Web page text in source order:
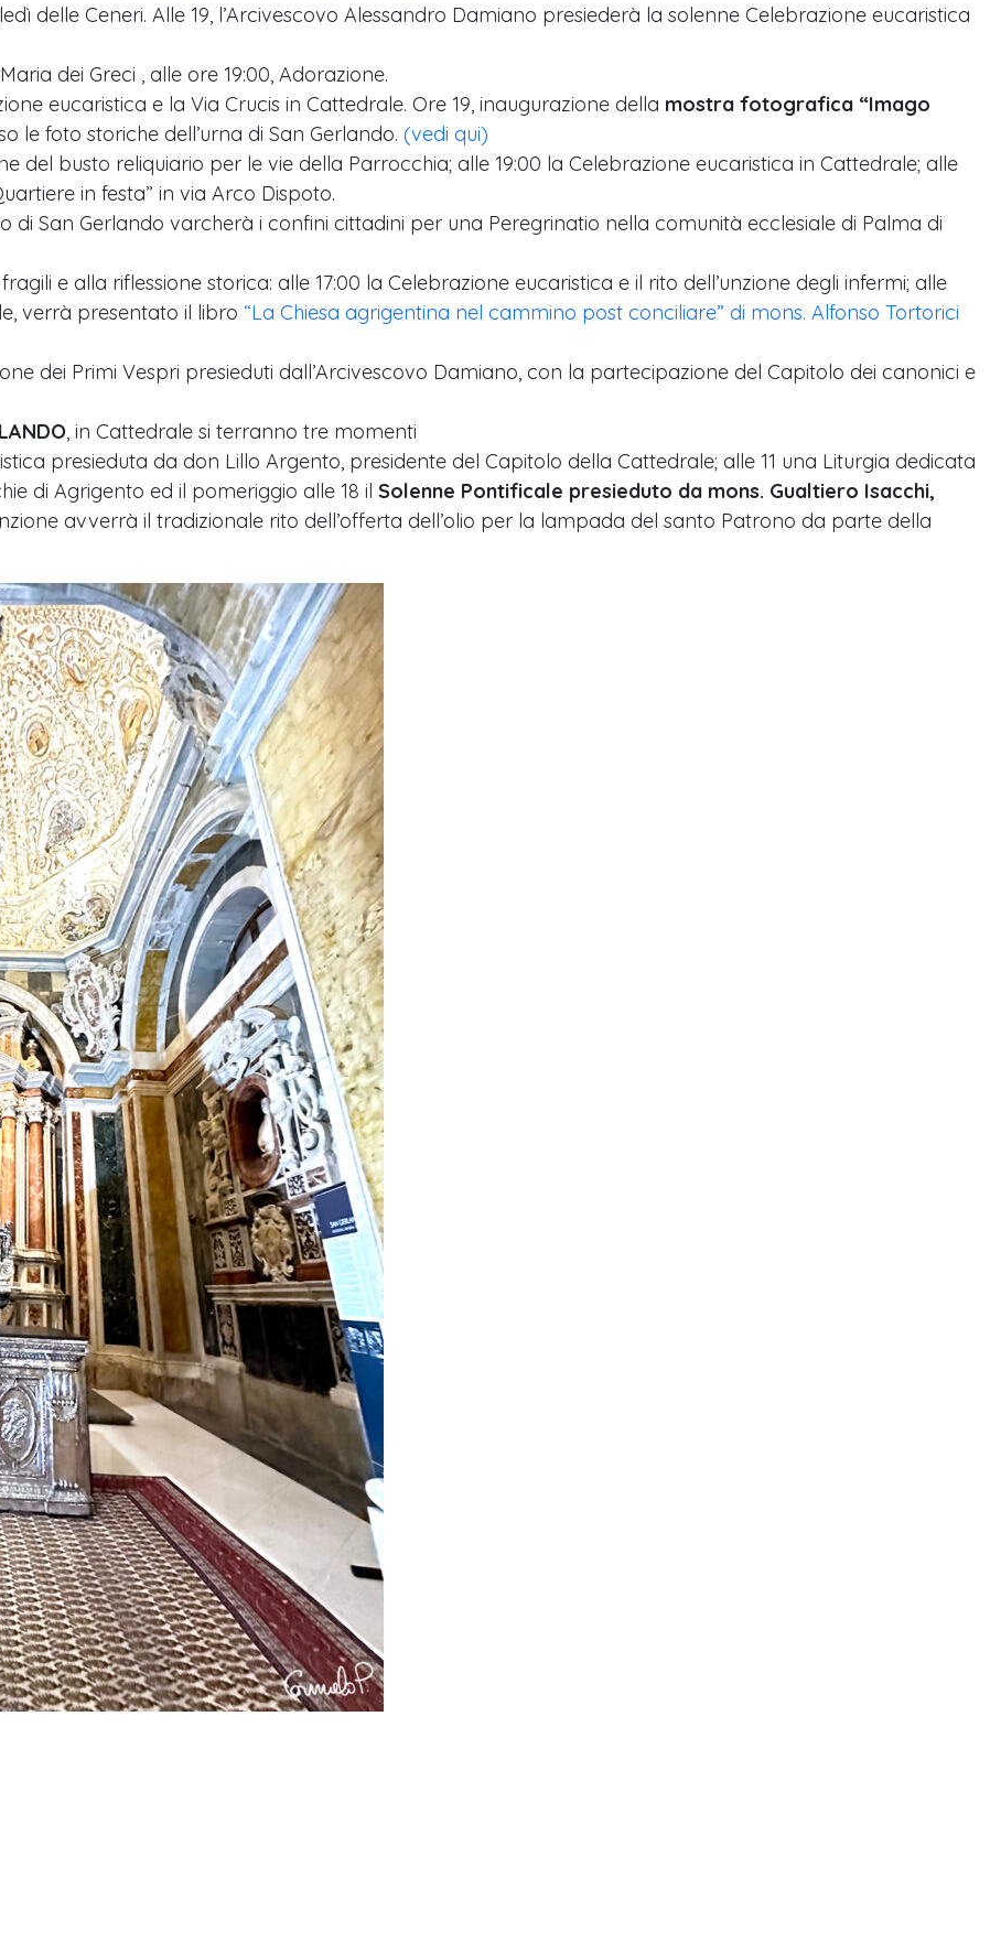
delle Ceneri. Alle 19, l’Arcivescovo Alessandro Damiano presiederà la solenne Celebrazione eucaristica
dei Greci , alle ore 19:00, Adorazione.
eucaristica e la Via Crucis in Cattedrale. Ore 19, inaugurazione della mostra fotografica “Imago
le foto storiche dell’urna di San Gerlando. (vedi qui)
del busto reliquiario per le vie della Parrocchia; alle 19:00 la Celebrazione eucaristica in Cattedrale; alle
in festa” in via Arco Dispoto.
di San Gerlando varcherà i confini cittadini per una Peregrinatio nella comunità ecclesiale di Palma di
e alla riflessione storica: alle 17:00 la Celebrazione eucaristica e il rito dell’unzione degli infermi; alle
verrà presentato il libro “La Chiesa agrigentina nel cammino post conciliare” di mons. Alfonso Tortorici
dei Primi Vespri presieduti dall’Arcivescovo Damiano, con la partecipazione del Capitolo dei canonici e
, in Cattedrale si terranno tre momenti
presieduta da don Lillo Argento, presidente del Capitolo della Cattedrale; alle 11 una Liturgia dedicata
di Agrigento ed il pomeriggio alle 18 il Solenne Pontificale presieduto da mons. Gualtiero Isacchi,
avverrà il tradizionale rito dell’offerta dell’olio per la lampada del santo Patrono da parte della